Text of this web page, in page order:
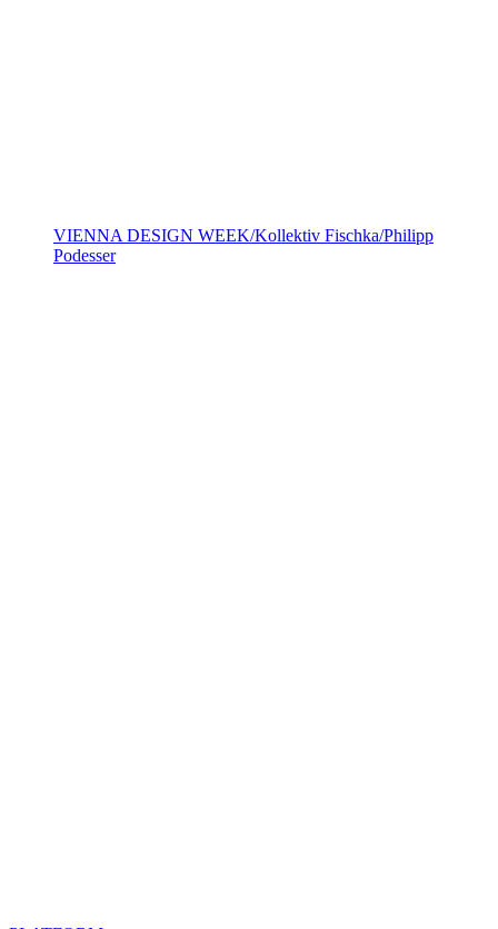
VIENNA DESIGN WEEK/Kollektiv Fischka/Philipp
Podesser